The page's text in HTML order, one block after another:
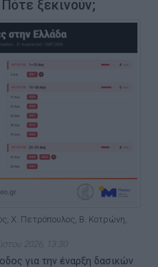
ξεκινούν;
Χ. Πετρόπουλος, Β. Κοτρώνη,
2026, 13:30
για την έναρξη δασικών